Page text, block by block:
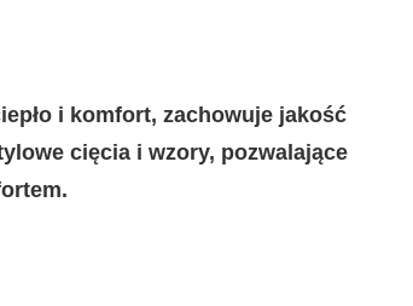
i komfort, zachowuje jakość
cięcia i wzory, pozwalające